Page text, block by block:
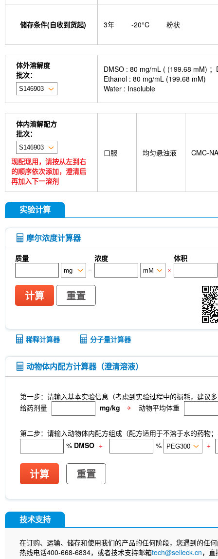
储存条件(自收到货起) 3年 -20°C 粉状
体外溶解度
批次：
DMSO : 80 mg/mL ( (199.68 mM)
Ethanol : 80 mg/mL (199.68 mM)
Water : Insoluble
体内溶解配方
批次：
现配现用，请按从左到右
的顺序依次添加，澄清后
再加入下一溶剂
口服 均匀悬浊液 CMC-NA
实验计算
摩尔浓度计算器
质量 浓度
体积
=
×
计算 重置
稀释计算器 分子量计算器
动物体内配方计算器（澄清溶液）
第一步：请输入基本实验信息（考虑到实验过程中的损耗，建议
给药剂量
mg/kg 动物平均体重
第二步：请输入动物体内配方组成（配方适用于不溶于水的药物
% DMSO + % +
计算 重置
技术支持
在订购、运输、储存和使用我们的产品的任何阶段，您遇到的任
热线电话400-668-6834，或者技术支持邮箱tech@selleck.cn，